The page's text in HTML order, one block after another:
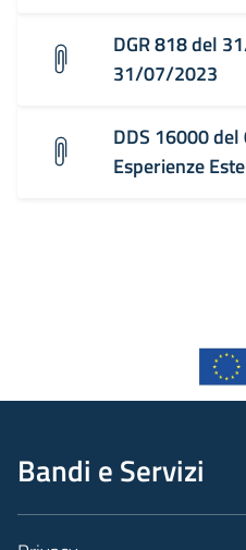
DGR 818 del
31/07/2023
DDS 16000
Esperienze
Bandi e Servizi